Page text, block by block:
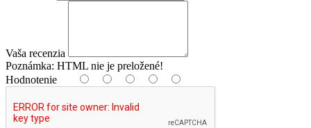
Vaša recenzia
Poznámka: HTML nie je preložené!
Hodnotenie